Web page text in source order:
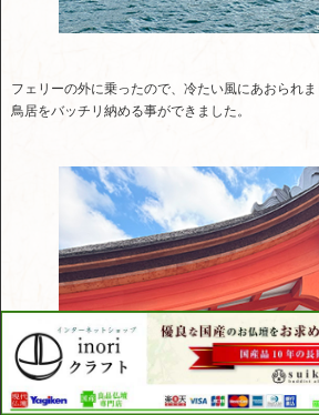
フェリーの外に乗ったので、冷たい風にあおられ
鳥居をバッチリ納める事ができました。